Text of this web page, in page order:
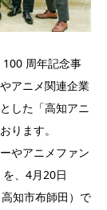
周年記念事
アニメ関連企業
した「高知アニ
ります。
やアニメファン
、4月20日
知市布師田）で